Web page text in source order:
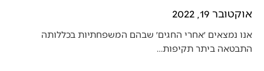
אוקטובר 19, 2022
אנו נמצאים ׳אחרי החגים׳ שבהם המשפחתיות בכללותה
התבטאה ביתר תקיפות…